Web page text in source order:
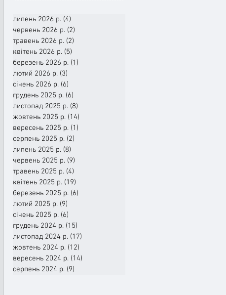
липень 2026 р. (4)
червень 2026 р. (2)
травень 2026 р. (2)
квітень 2026 р. (5)
березень 2026 р. (1)
лютий 2026 р. (3)
січень 2026 р. (6)
грудень 2025 р. (6)
листопад 2025 р. (8)
жовтень 2025 р. (14)
вересень 2025 р. (1)
серпень 2025 р. (2)
липень 2025 р. (8)
червень 2025 р. (9)
травень 2025 р. (4)
квітень 2025 р. (19)
березень 2025 р. (6)
лютий 2025 р. (9)
січень 2025 р. (6)
грудень 2024 р. (15)
листопад 2024 р. (17)
жовтень 2024 р. (12)
вересень 2024 р. (14)
серпень 2024 р. (9)